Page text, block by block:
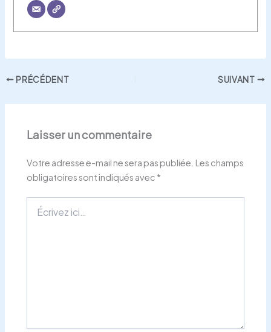
PRÉCÉDENT SUIVANT
Laisser un commentaire
Votre adresse e-mail ne sera pas publiée. Les champs
obligatoires sont indiqués avec *
ici…